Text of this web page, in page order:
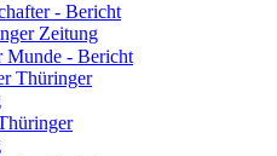
- Bericht
Zeitung
Munde - Bericht
Thüringer